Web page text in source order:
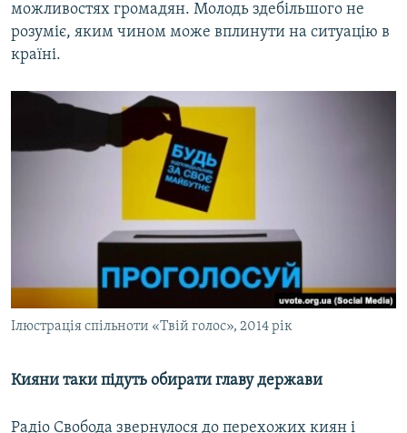
можливостях громадян. Молодь здебільшого не
розуміє, яким чином може вплинути на ситуацію в
країні.
Ілюстрація спільноти «Твій голос», 2014 рік
Кияни таки підуть обирати главу держави
Радіо Свобода звернулося до перехожих киян і